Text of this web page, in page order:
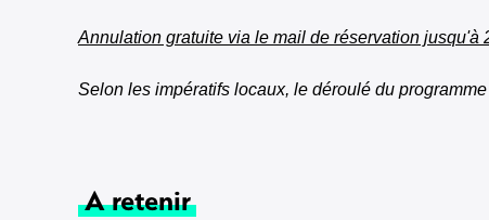
Annulation gratuite via le mail de réservation jusqu'à
Selon les impératifs locaux, le déroulé du
A retenir